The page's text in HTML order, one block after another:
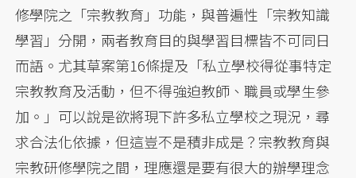
修學院之「宗教教育」功能，與普遍性「宗教知識
學習」分開，兩者教育目的與學習目標皆不可同日
而語。尤其草案第16條提及「私立學校得從事特定
宗教教育及活動，但不得強迫教師、職員或學生參
加。」可以說是欲將現下許多私立學校之現況，尋
求合法化依據，但這豈不是積非成是？宗教教育與
宗教研修學院之間，理應還是要有很大的辦學理念